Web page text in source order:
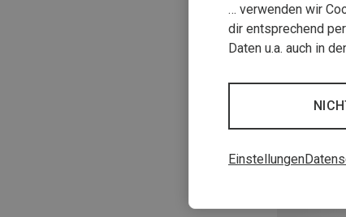
… verwenden wir
dir entsprechend
Daten u.a. auch in
Einstellungen